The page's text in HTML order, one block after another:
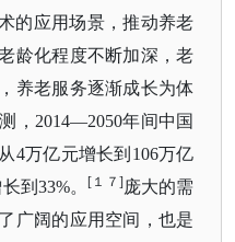
的应用场景，推动养老
龄化程度不断加深，老
养老服务逐渐成长为体
， 2014—2050年间中国
4万亿元增长到106万亿
到33%。[１７]庞大的需
广阔的应用空间，也是